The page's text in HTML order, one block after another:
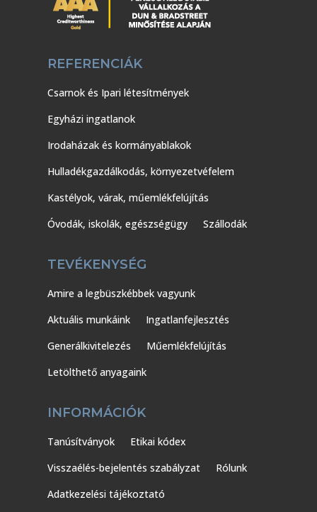
REFERENCIÁK
Csarnok és Ipari létesítmények
Egyházi ingatlanok
Irodaházak és kormányablakok
Hulladékgazdálkodás, környezetvéfelem
Kastélyok, várak, műemlékfelújítás
Óvodák, iskolák, egészségügy
Szállodák
TEVÉKENYSÉG
Amire a legbüszkébbek vagyunk
Aktuális munkáink
Ingatlanfejlesztés
Generálkivitelezés
Műemlékfelújítás
Letölthető anyagaink
INFORMÁCIÓK
Tanúsítványok
Etikai kódex
Visszaélés-bejelentés szabályzat
Rólunk
Adatkezelési tájékoztató